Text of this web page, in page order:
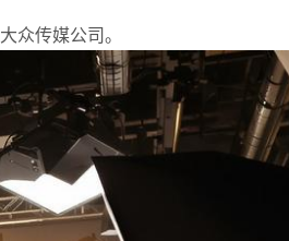
众传媒公司。